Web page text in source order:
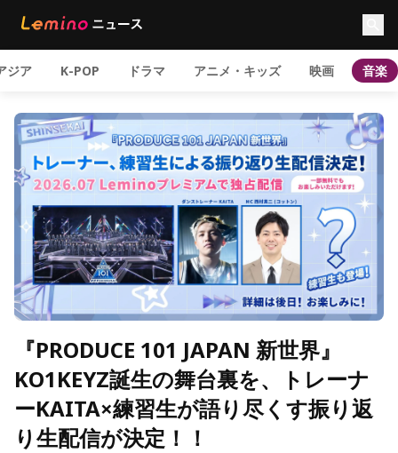
ジア K-POP ドラマ アニメ・キッズ 映画 音楽
『PRODUCE 101 JAPAN 新世界』
KO1KEYZ誕生の舞台裏を、トレーナ
ーKAITA×練習生が語り尽くす振り返
り生配信が決定！！